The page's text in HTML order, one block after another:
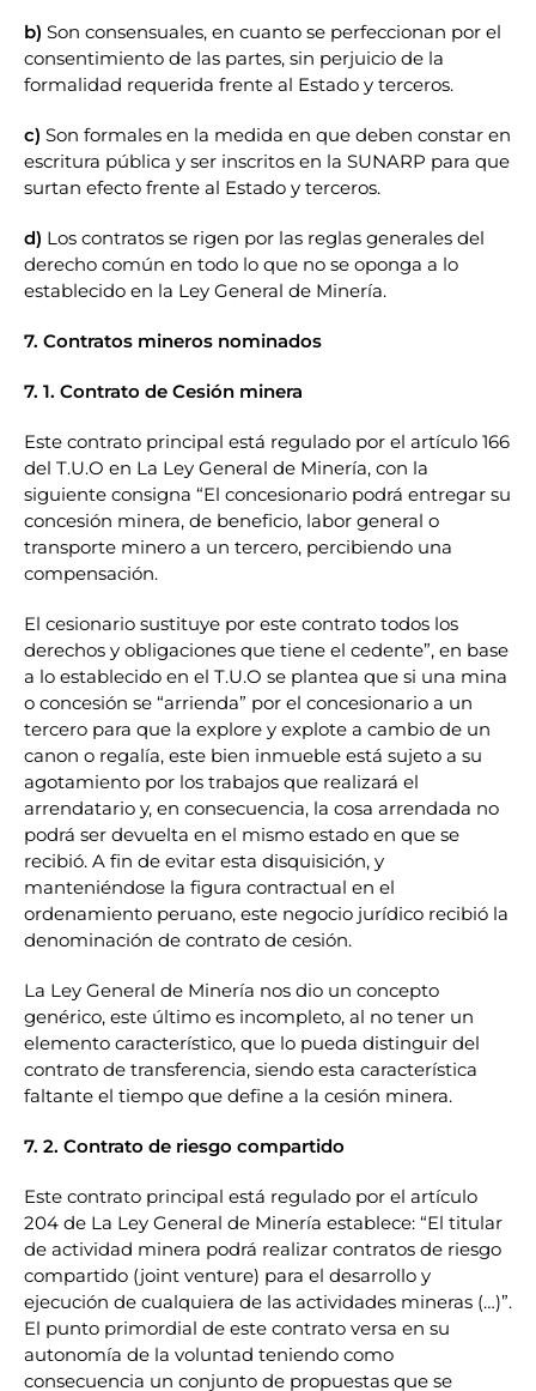
b) Son consensuales, en cuanto se perfeccionan por el
consentimiento de las partes, sin perjuicio de la
formalidad requerida frente al Estado y terceros.
c) Son formales en la medida en que deben constar en
escritura pública y ser inscritos en la SUNARP para que
surtan efecto frente al Estado y terceros.
d) Los contratos se rigen por las reglas generales del
derecho común en todo lo que no se oponga a lo
establecido en la Ley General de Minería.
7. Contratos mineros nominados
7. 1. Contrato de Cesión minera
Este contrato principal está regulado por el artículo 166
del T.U.O en La Ley General de Minería, con la
siguiente consigna “El concesionario podrá entregar su
concesión minera, de beneficio, labor general o
transporte minero a un tercero, percibiendo una
compensación.
El cesionario sustituye por este contrato todos los
derechos y obligaciones que tiene el cedente”, en base
a lo establecido en el T.U.O se plantea que si una mina
o concesión se “arrienda” por el concesionario a un
tercero para que la explore y explote a cambio de un
canon o regalía, este bien inmueble está sujeto a su
agotamiento por los trabajos que realizará el
arrendatario y, en consecuencia, la cosa arrendada no
podrá ser devuelta en el mismo estado en que se
recibió. A fin de evitar esta disquisición, y
manteniéndose la figura contractual en el
ordenamiento peruano, este negocio jurídico recibió la
denominación de contrato de cesión.
La Ley General de Minería nos dio un concepto
genérico, este último es incompleto, al no tener un
elemento característico, que lo pueda distinguir del
contrato de transferencia, siendo esta característica
faltante el tiempo que define a la cesión minera.
7. 2. Contrato de riesgo compartido
Este contrato principal está regulado por el artículo
204 de La Ley General de Minería establece: “El titular
de actividad minera podrá realizar contratos de riesgo
compartido (joint venture) para el desarrollo y
ejecución de cualquiera de las actividades mineras (…)”.
El punto primordial de este contrato versa en su
autonomía de la voluntad teniendo como
consecuencia un conjunto de propuestas que se